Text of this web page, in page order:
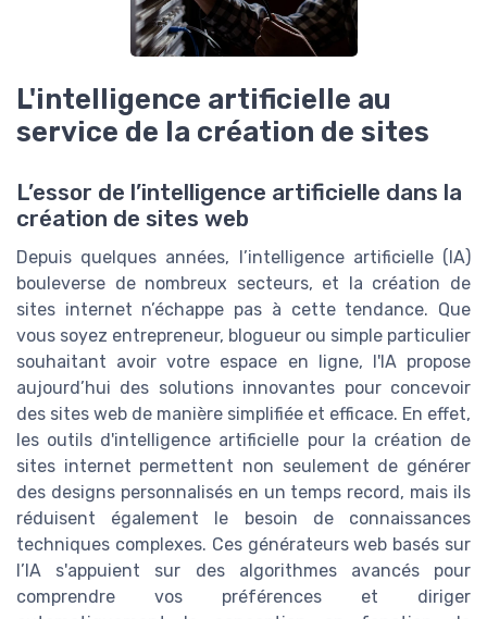
L'intelligence artificielle au
service de la création de sites
L’essor de l’intelligence artificielle dans la
création de sites web
Depuis quelques années, l’intelligence artificielle (IA)
bouleverse de nombreux secteurs, et la création de
sites internet n’échappe pas à cette tendance. Que
vous soyez entrepreneur, blogueur ou simple particulier
souhaitant avoir votre espace en ligne, l'IA propose
aujourd’hui des solutions innovantes pour concevoir
des sites web de manière simplifiée et efficace. En effet,
les outils d'intelligence artificielle pour la création de
sites internet permettent non seulement de générer
des designs personnalisés en un temps record, mais ils
réduisent également le besoin de connaissances
techniques complexes. Ces générateurs web basés sur
l’IA s'appuient sur des algorithmes avancés pour
comprendre vos préférences et diriger